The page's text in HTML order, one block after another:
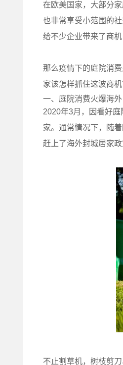
在欧美国家，大部分
也非常享受小范围的
给不少企业带来了商
那么疫情下的庭院消
家该怎样抓住这波商机
一、庭院消费火爆海外
2020年3月，因看好
家。通常情况下，随
赶上了海外封城居家
不止割草机，树枝剪